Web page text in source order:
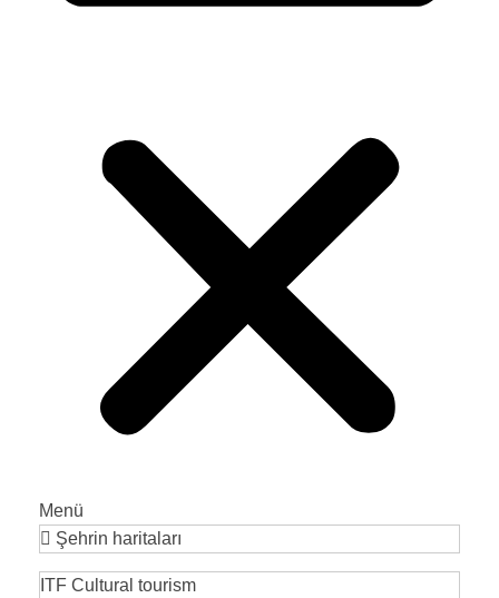
Menü
Şehrin haritaları
ITF Cultural tourism